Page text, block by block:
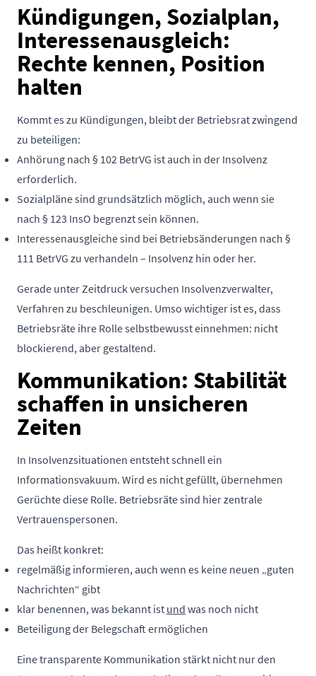
Kündigungen, Sozialplan,
Interessenausgleich:
Rechte kennen, Position
halten
Kommt es zu Kündigungen, bleibt der Betriebsrat zwingend
zu beteiligen:
Anhörung nach § 102 BetrVG ist auch in der Insolvenz
erforderlich.
Sozialpläne sind grundsätzlich möglich, auch wenn sie
nach § 123 InsO begrenzt sein können.
Interessenausgleiche sind bei Betriebsänderungen nach §
111 BetrVG zu verhandeln – Insolvenz hin oder her.
Gerade unter Zeitdruck versuchen Insolvenzverwalter,
Verfahren zu beschleunigen. Umso wichtiger ist es, dass
Betriebsräte ihre Rolle selbstbewusst einnehmen: nicht
blockierend, aber gestaltend.
Kommunikation: Stabilität
schaffen in unsicheren
Zeiten
In Insolvenzsituationen entsteht schnell ein
Informationsvakuum. Wird es nicht gefüllt, übernehmen
Gerüchte diese Rolle. Betriebsräte sind hier zentrale
Vertrauenspersonen.
Das heißt konkret:
regelmäßig informieren, auch wenn es keine neuen „guten
Nachrichten“ gibt
klar benennen, was bekannt ist und was noch nicht
Beteiligung der Belegschaft ermöglichen
Eine transparente Kommunikation stärkt nicht nur den